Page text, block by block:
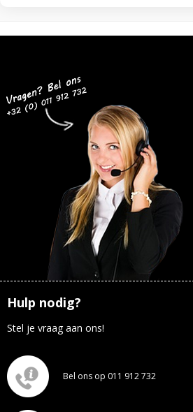
Hulp nodig?
Stel je vraag aan ons!
Bel ons op 011 912 732